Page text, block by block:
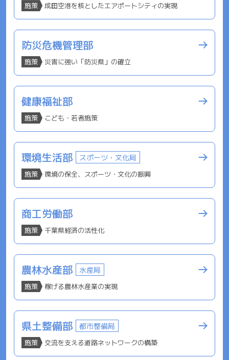
環境生活部 スポーツ・文化局
環境の保全、スポーツ・文化の振興
施策
成田空港を核としたエアポートシティの実現
施策
商工労働部
千葉県経済の活性化
施策
防災危機管理部
災害に強い「防災県」の確立
施策
農林水産部 水産局
稼げる農林水産業の実現
施策
健康福祉部
こども・若者施策
施策
県土整備部 都市整備局
交流を支える道路ネットワークの構築
施策